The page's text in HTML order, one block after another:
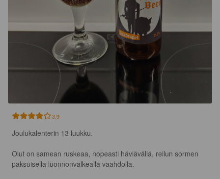
3.9
Joulukalenterin 13 luukku.
Olut on samean ruskeaa, nopeasti häviävällä, reilun sormen
paksuisella luonnonvalkealla vaahdolla.